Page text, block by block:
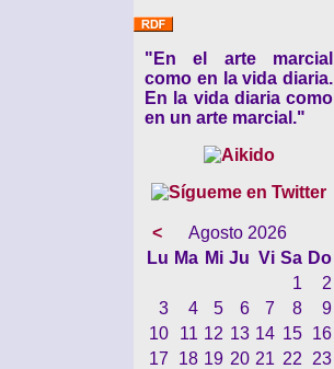
"En el arte marcial
como en la vida diaria.
En la vida diaria como
en un arte marcial."
<
Agosto 2026
Lu Ma Mi Ju Vi Sa Do
1
2
3
4 5 6 7 8
9
10
11 12 13 14 15
16
17
18 19 20 21 22
23